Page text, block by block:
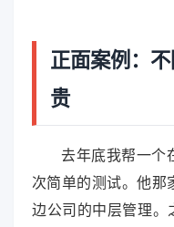
正面案例：
贵
去年底我帮一个
次简单的测试。他那
边公司的中层管理